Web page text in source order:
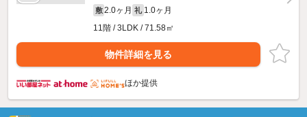
敷 2.0ヶ月 礼 1.0ヶ月
11階 / 3LDK / 71.58㎡
物件詳細を見る
ほか提供